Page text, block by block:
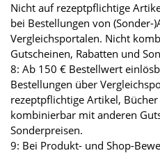
Nicht auf rezeptpflichtige
bei Bestellungen von (Sonder-
Vergleichsportalen. Nicht
Gutscheinen, Rabatten und
8: Ab 150 € Bestellwert
Bestellungen über
rezeptpflichtige Artikel,
kombinierbar mit anderen
Sonderpreisen.
9: Bei Produkt- und Shop-